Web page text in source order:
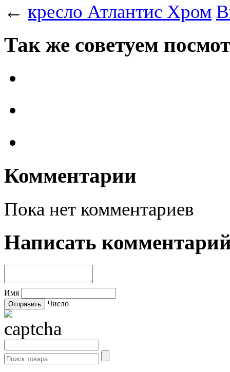
← кресло Атлантис Хром
Так же советуем
Комментарии
Пока нет комментариев
Написать
Имя
Число